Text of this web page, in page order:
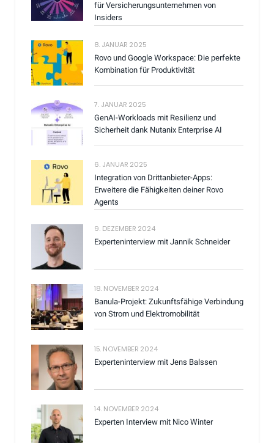
für Versicherungsunternehmen von
Insiders
8. JANUAR 2025
Rovo und Google Workspace: Die perfekte
Kombination für Produktivität
7. JANUAR 2025
GenAI-Workloads mit Resilienz und
Sicherheit dank Nutanix Enterprise AI
6. JANUAR 2025
Integration von Drittanbieter-Apps:
Erweitere die Fähigkeiten deiner Rovo
Agents
9. DEZEMBER 2024
Experteninterview mit Jannik Schneider
18. NOVEMBER 2024
Banula-Projekt: Zukunftsfähige Verbindung
von Strom und Elektromobilität
15. NOVEMBER 2024
Experteninterview mit Jens Balssen
14. NOVEMBER 2024
Experten Interview mit Nico Winter